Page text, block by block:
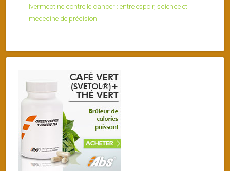
Ivermectine contre le cancer : entre espoir, science et
médecine de précision